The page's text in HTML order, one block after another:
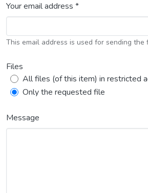
Your email address *
This email address is used for sending the
Files
All files (of this item) in restricted
Only the requested file
Message